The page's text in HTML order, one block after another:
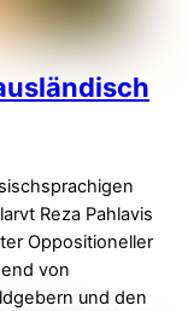
Reza Pahlavis
Oppositioneller
von
und den